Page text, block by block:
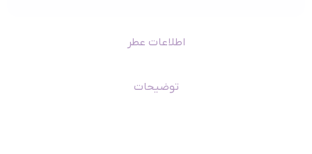
اطلاعات عطر
توضیحات